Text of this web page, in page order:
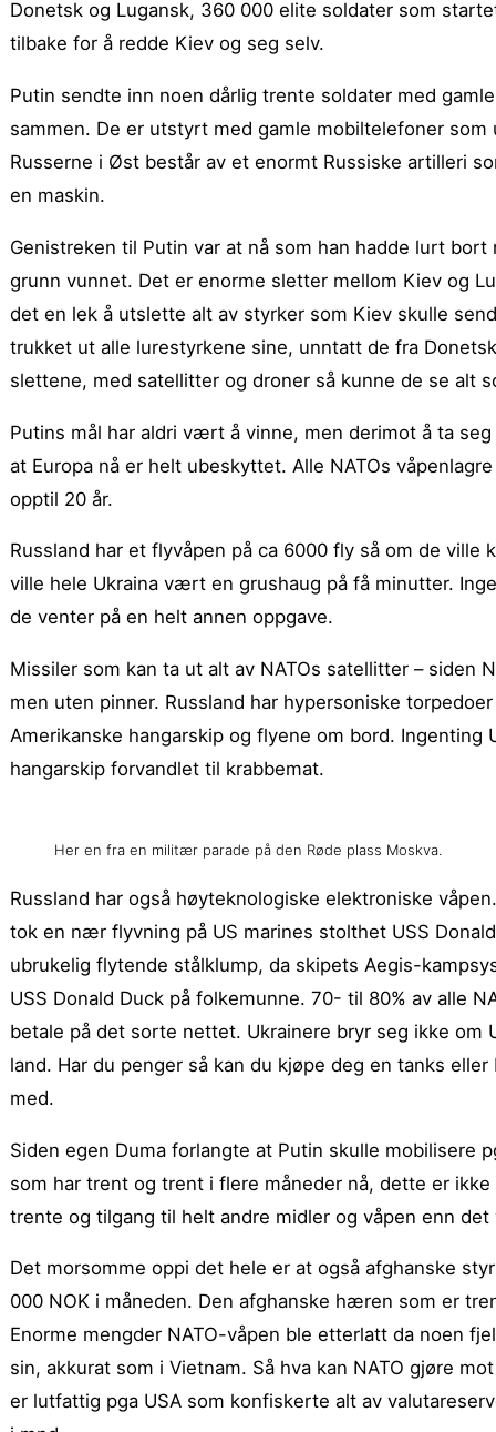
Donetsk og Lugansk, 360 000 elite soldater som
tilbake for å redde Kiev og seg selv.
Putin sendte inn noen dårlig trente soldater med
sammen. De er utstyrt med gamle mobiltelefoner
Russerne i Øst består av et enormt Russiske artilleri
en maskin.
Genistreken til Putin var at nå som han hadde lurt
grunn vunnet. Det er enorme sletter mellom Kiev og
det en lek å utslette alt av styrker som Kiev skulle
trukket ut alle lurestyrkene sine, unntatt de fra
slettene, med satellitter og droner så kunne de se alt
Putins mål har aldri vært å vinne, men derimot å ta
at Europa nå er helt ubeskyttet. Alle NATOs
opptil 20 år.
Russland har et flyvåpen på ca 6000 fly så om de
ville hele Ukraina vært en grushaug på få minutter.
de venter på en helt annen oppgave.
Missiler som kan ta ut alt av NATOs satellitter – siden
men uten pinner. Russland har hypersoniske
Amerikanske hangarskip og flyene om bord.
hangarskip forvandlet til krabbemat.
Her en fra en militær parade på den Røde plass Moskva.
Russland har også høyteknologiske elektroniske
tok en nær flyvning på US marines stolthet USS
ubrukelig flytende stålklump, da skipets Aegis-
USS Donald Duck på folkemunne. 70- til 80% av alle
betale på det sorte nettet. Ukrainere bryr seg ikke
land. Har du penger så kan du kjøpe deg en tanks
med.
Siden egen Duma forlangte at Putin skulle mobilisere
som har trent og trent i flere måneder nå, dette er
trente og tilgang til helt andre midler og våpen enn
Det morsomme oppi det hele er at også afghanske
000 NOK i måneden. Den afghanske hæren som er
Enorme mengder NATO-våpen ble etterlatt da noen
sin, akkurat som i Vietnam. Så hva kan NATO gjøre
er lutfattig pga USA som konfiskerte alt av